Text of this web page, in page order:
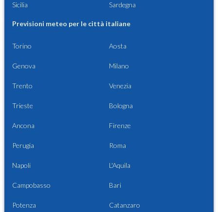
Sicilia Sardegna
Previsioni meteo per le città italiane
Torino Aosta
Genova Milano
Trento Venezia
Trieste Bologna
Ancona Firenze
Perugia Roma
Napoli L'Aquila
Campobasso Bari
Potenza Catanzaro